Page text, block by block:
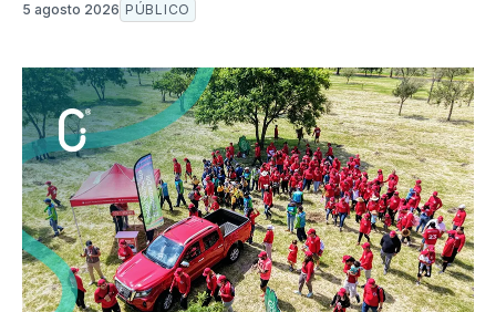
5 agosto 2026 PÚBLICO